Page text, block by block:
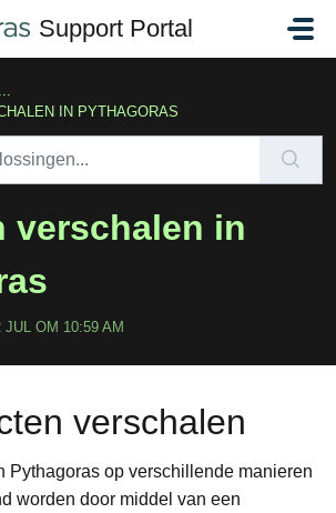
Support Portal
...
IN PYTHAGORAS
verschalen in
OM 10:59 AM
verschalen
Pythagoras op verschillende manieren
worden door middel van een